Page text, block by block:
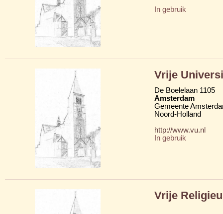
In gebruik
Vrije
De Boelelaan 1105
Amsterdam
Gemeente
Noord-Holland
http://www.vu.nl
In gebruik
Vrije